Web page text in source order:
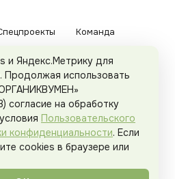
Команда
конфиденциальности
соглашение
. Все права защищены.
и Яндекс.Метрику для
Продолжая использовать
согласие на обработку
Пользовательского
конфиденциальности. Если
cookies в браузере или